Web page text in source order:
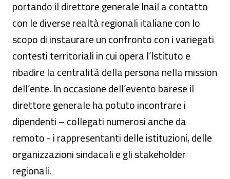
portando il direttore generale Inail a contatto
con le diverse realtà regionali italiane con lo
scopo di instaurare un confronto con i variegati
contesti territoriali in cui opera l’Istituto e
ribadire la centralità della persona nella mission
dell’ente. In occasione dell’evento barese il
direttore generale ha potuto incontrare i
dipendenti – collegati numerosi anche da
remoto - i rappresentanti delle istituzioni, delle
organizzazioni sindacali e gli stakeholder
regionali.